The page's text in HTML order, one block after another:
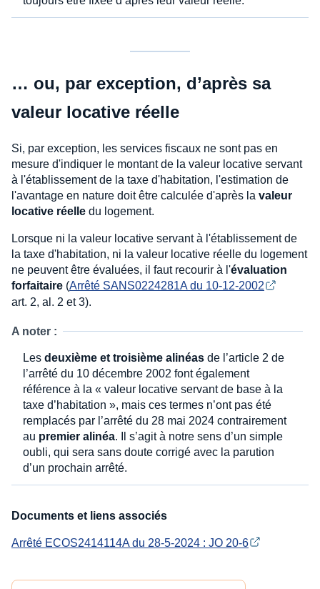
… ou, par exception, d’après sa
valeur locative réelle
Si, par exception, les services fiscaux ne sont pas en
mesure d'indiquer le montant de la valeur locative servant
à l'établissement de la taxe d'habitation, l'estimation de
l'avantage en nature doit être calculée d'après la valeur
locative réelle du logement.
Lorsque ni la valeur locative servant à l'établissement de
la taxe d'habitation, ni la valeur locative réelle du logement
ne peuvent être évaluées, il faut recourir à l'évaluation
forfaitaire (Arrêté SANS0224281A du 10-12-2002
art. 2, al. 2 et 3).
A noter :
Les deuxième et troisième alinéas de l’article 2 de
l’arrêté du 10 décembre 2002 font également
référence à la « valeur locative servant de base à la
taxe d’habitation », mais ces termes n’ont pas été
remplacés par l’arrêté du 28 mai 2024 contrairement
au premier alinéa. Il s’agit à notre sens d’un simple
oubli, qui sera sans doute corrigé avec la parution
d’un prochain arrêté.
Documents et liens associés
Arrêté ECOS2414114A du 28-5-2024 : JO 20-6